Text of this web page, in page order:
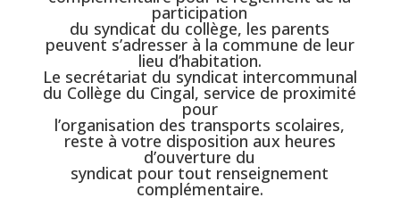
participation
du syndicat du collège, les parents
peuvent s’adresser à la commune de leur
lieu d’habitation.
Le secrétariat du syndicat intercommunal
du Collège du Cingal, service de proximité
pour
l’organisation des transports scolaires,
reste à votre disposition aux heures
d’ouverture du
syndicat pour tout renseignement
complémentaire.